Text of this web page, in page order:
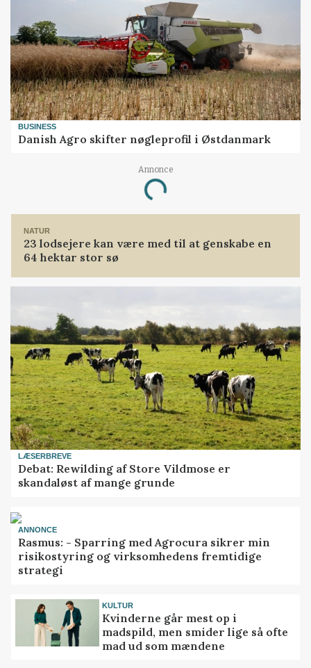
BUSINESS
Danish Agro skifter nøgleprofil i Østdanmark
Annonce
Loading...
NATUR
23 lodsejere kan være med til at genskabe en
64 hektar stor sø
LÆSERBREVE
Debat: Rewilding af Store Vildmose er
skandaløst af mange grunde
ANNONCE
Rasmus: - Sparring med Agrocura sikrer min
risikostyring og virksomhedens fremtidige
strategi
KULTUR
Kvinderne går mest op i
madspild, men smider lige så ofte
mad ud som mændene